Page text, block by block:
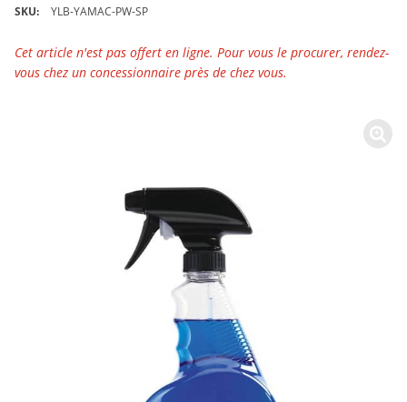
SKU YLB-YAMAC-PW-SP
Cet article n'est pas offert en ligne. Pour vous le procurer, rendez-
vous chez un concessionnaire près de chez vous.